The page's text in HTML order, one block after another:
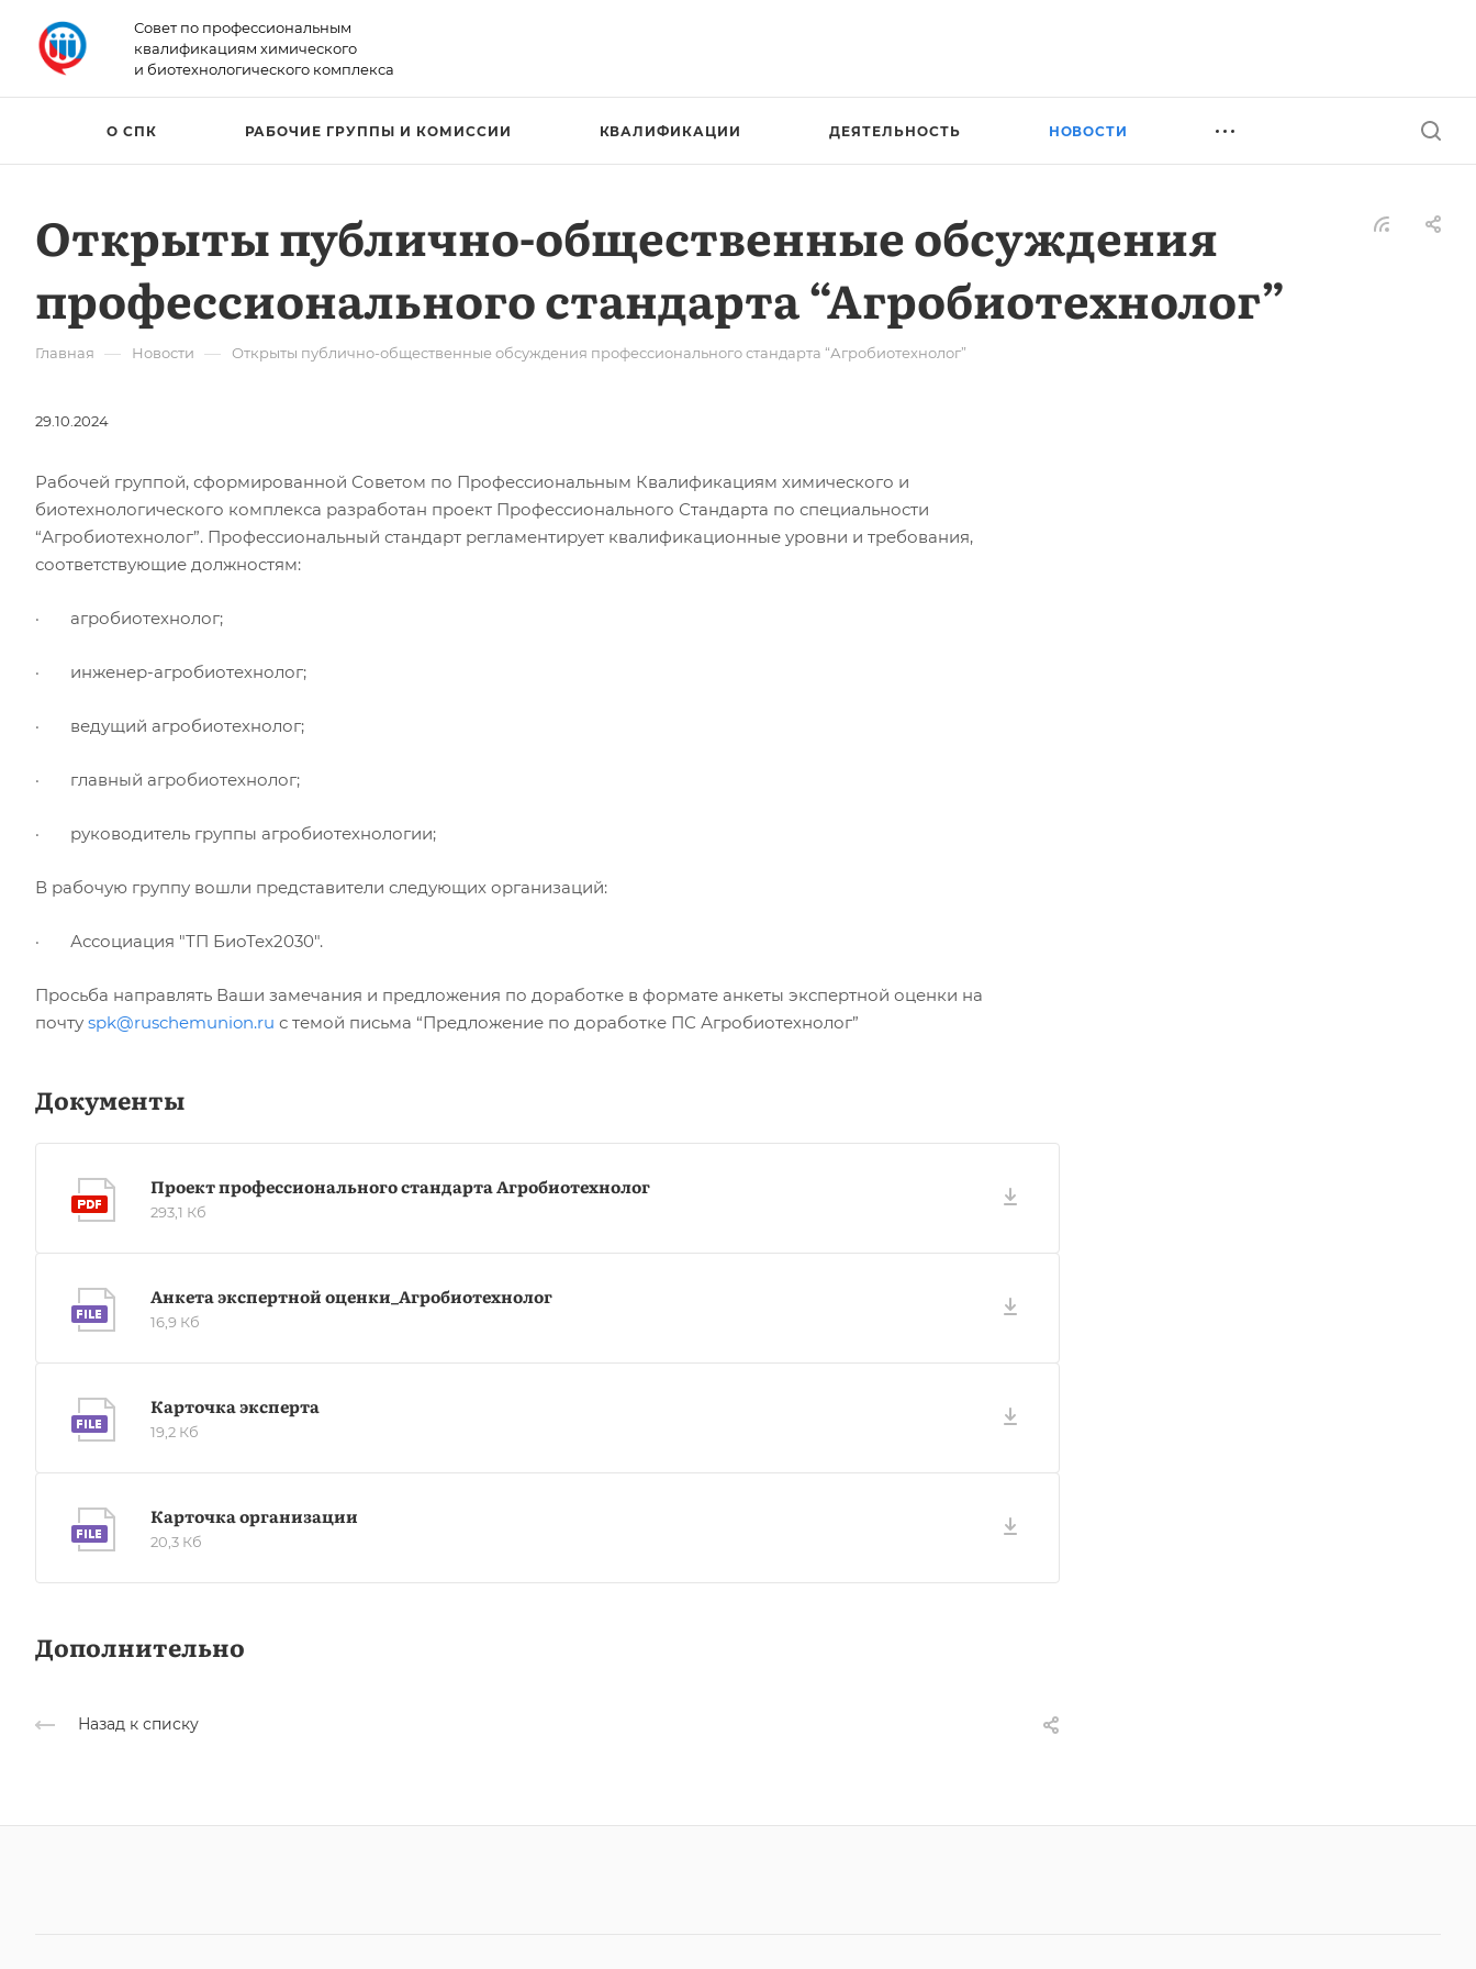
Совет по профессиональным
квалификациям химического
и биотехнологического комплекса
О СПК РАБОЧИЕ ГРУППЫ И КОМИССИИ КВАЛИФИКАЦИИ ДЕЯТЕЛЬНОСТЬ НОВОСТИ
Открыты публично-общественные обсуждения
профессионального стандарта “Агробиотехнолог”
Главная — Новости — Открыты публично-общественные обсуждения профессионального стандарта “Агробиотехнолог”
29.10.2024
Рабочей группой, сформированной Советом по Профессиональным Квалификациям химического и
биотехнологического комплекса разработан проект Профессионального Стандарта по специальности
“Агробиотехнолог”. Профессиональный стандарт регламентирует квалификационные уровни и требования,
соответствующие должностям:
· агробиотехнолог;
· инженер-агробиотехнолог;
· ведущий агробиотехнолог;
· главный агробиотехнолог;
· руководитель группы агробиотехнологии;
В рабочую группу вошли представители следующих организаций:
· Ассоциация "ТП БиоТех2030".
Просьба направлять Ваши замечания и предложения по доработке в формате анкеты экспертной оценки на
почту spk@ruschemunion.ru с темой письма “Предложение по доработке ПС Агробиотехнолог”
Документы
Проект профессионального стандарта Агробиотехнолог
293,1 Кб
Анкета экспертной оценки_Агробиотехнолог
16,9 Кб
Карточка эксперта
19,2 Кб
Карточка организации
20,3 Кб
Дополнительно
Назад к списку